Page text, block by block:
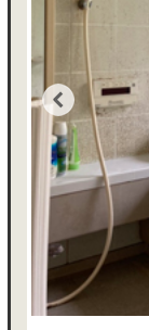
Previous